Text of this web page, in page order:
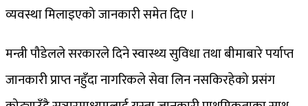
व्यवस्था मिलाइएको जानकारी समेत दिए ।
मन्त्री पौडेलले सरकारले दिने स्वास्थ्य सुविधा तथा बीमाबारे पर्याप्त
जानकारी प्राप्त नहुँदा नागरिकले सेवा लिन नसकिरहेको प्रसंग